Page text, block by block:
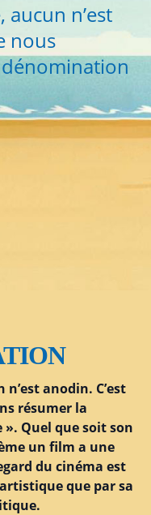
n’est
nous
anodin. C’est
résumer la
Quel que soit son
un film a une
du cinéma est
que par sa